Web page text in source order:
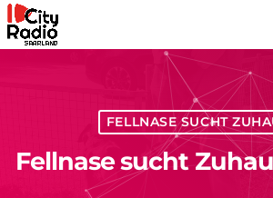
FELLNASE SUCHT
Fellnase sucht